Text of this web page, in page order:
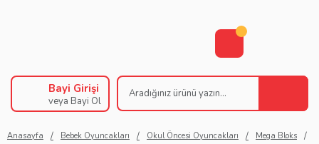
Bayi Girişi
veya Bayi Ol
Anasayfa Bebek Oyuncakları Okul Öncesi Oyuncakları Mega Bloks